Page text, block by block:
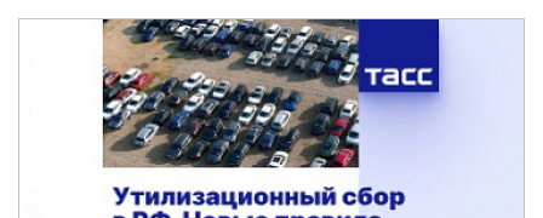
воздушного пространства,
организации воздушного движения»